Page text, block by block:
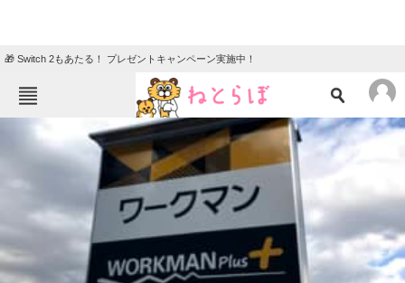
🎁 Switch 2もあたる！ プレゼントキャンペーン実施中！
ねとらぼメニュー
ニュース
クイズ
グルメ
住まい 教育・育児